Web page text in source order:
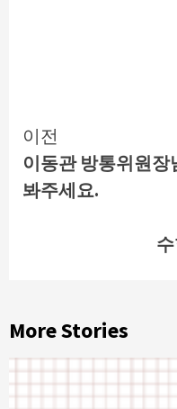
Continue
Reading
이전
이동관 방통위원
봐주세요.
More Stories